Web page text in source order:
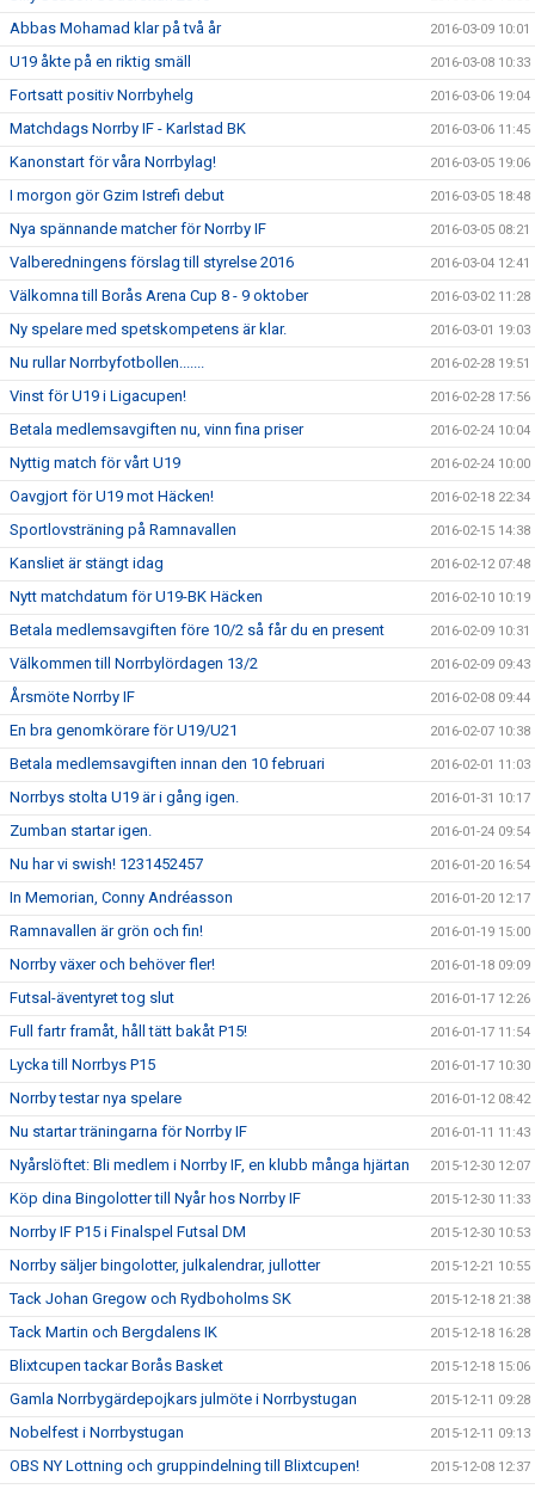
Abbas Mohamad klar på två år 2016-03-09 10:01
U19 åkte på en riktig smäll 2016-03-08 10:33
Fortsatt positiv Norrbyhelg 2016-03-06 19:04
Matchdags Norrby IF - Karlstad BK 2016-03-06 11:45
Kanonstart för våra Norrbylag! 2016-03-05 19:06
I morgon gör Gzim Istrefi debut 2016-03-05 18:48
Nya spännande matcher för Norrby IF 2016-03-05 08:21
Valberedningens förslag till styrelse 2016 2016-03-04 12:41
Välkomna till Borås Arena Cup 8 - 9 oktober 2016-03-02 11:28
Ny spelare med spetskompetens är klar. 2016-03-01 19:03
Nu rullar Norrbyfotbollen....... 2016-02-28 19:51
Vinst för U19 i Ligacupen! 2016-02-28 17:56
Betala medlemsavgiften nu, vinn fina priser 2016-02-24 10:04
Nyttig match för vårt U19 2016-02-24 10:00
Oavgjort för U19 mot Häcken! 2016-02-18 22:34
Sportlovsträning på Ramnavallen 2016-02-15 14:38
Kansliet är stängt idag 2016-02-12 07:48
Nytt matchdatum för U19-BK Häcken 2016-02-10 10:19
Betala medlemsavgiften före 10/2 så får du en present 2016-02-09 10:31
Välkommen till Norrbylördagen 13/2 2016-02-09 09:43
Årsmöte Norrby IF 2016-02-08 09:44
En bra genomkörare för U19/U21 2016-02-07 10:38
Betala medlemsavgiften innan den 10 februari 2016-02-01 11:03
Norrbys stolta U19 är i gång igen. 2016-01-31 10:17
Zumban startar igen. 2016-01-24 09:54
Nu har vi swish! 1231452457 2016-01-20 16:54
In Memorian, Conny Andréasson 2016-01-20 12:17
Ramnavallen är grön och fin! 2016-01-19 15:00
Norrby växer och behöver fler! 2016-01-18 09:09
Futsal-äventyret tog slut 2016-01-17 12:26
Full fartr framåt, håll tätt bakåt P15! 2016-01-17 11:54
Lycka till Norrbys P15 2016-01-17 10:30
Norrby testar nya spelare 2016-01-12 08:42
Nu startar träningarna för Norrby IF 2016-01-11 11:43
Nyårslöftet: Bli medlem i Norrby IF, en klubb många hjärtan 2015-12-30 12:07
Köp dina Bingolotter till Nyår hos Norrby IF 2015-12-30 11:33
Norrby IF P15 i Finalspel Futsal DM 2015-12-30 10:53
Norrby säljer bingolotter, julkalendrar, jullotter 2015-12-21 10:55
Tack Johan Gregow och Rydboholms SK 2015-12-18 21:38
Tack Martin och Bergdalens IK 2015-12-18 16:28
Blixtcupen tackar Borås Basket 2015-12-18 15:06
Gamla Norrbygärdepojkars julmöte i Norrbystugan 2015-12-11 09:28
Nobelfest i Norrbystugan 2015-12-11 09:13
OBS NY Lottning och gruppindelning till Blixtcupen! 2015-12-08 12:37